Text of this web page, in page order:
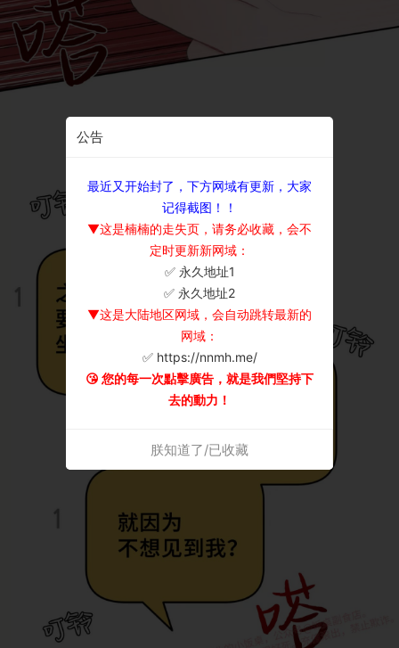
公告
最近又开始封了，下方网域有更新，大家
记得截图！！
▼这是楠楠的走失页，请务必收藏，会不
定时更新新网域：
✅ 永久地址1
✅ 永久地址2
▼这是大陆地区网域，会自动跳转最新的
网域：
✅ https://nnmh.me/
😘 您的每一次點擊廣告，就是我們堅持下
去的動力！
朕知道了/已收藏